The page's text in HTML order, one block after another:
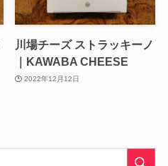
川場チーズ ストラッキーノ
｜KAWABA CHEESE
2022年12月12日